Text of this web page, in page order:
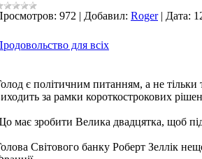
972 | Добавил: Roger | Дата:
для всіх
є політичним питанням, а не
за рамки короткострокових
має зробити Велика двадцятка, щоб
Світового банку Роберт Зеллік